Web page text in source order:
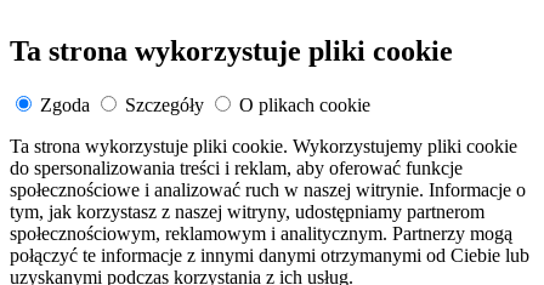
Ta strona wykorzystuje pliki cookie
Zgoda Szczegóły
O plikach cookie
Ta strona wykorzystuje pliki cookie. Wykorzystujemy pliki cookie
do spersonalizowania treści i reklam, aby oferować funkcje
społecznościowe i analizować ruch w naszej witrynie. Informacje o
tym, jak korzystasz z naszej witryny, udostępniamy partnerom
społecznościowym, reklamowym i analitycznym. Partnerzy mogą
połączyć te informacje z innymi danymi otrzymanymi od Ciebie lub
uzyskanymi podczas korzystania z ich usług.